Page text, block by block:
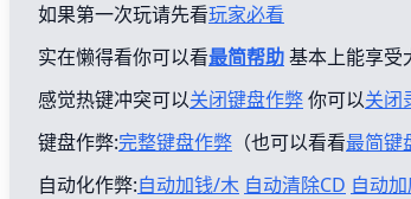
如果第一次玩请先看玩家必看
实在懒得看你可以看最简帮助基本上能享受
感觉热键冲突可以关闭键盘作弊你可以关闭
键盘作弊:完整键盘作弊 （也可以看看最简键
自动化作弊:自动加钱/木 自动清除CD 自动